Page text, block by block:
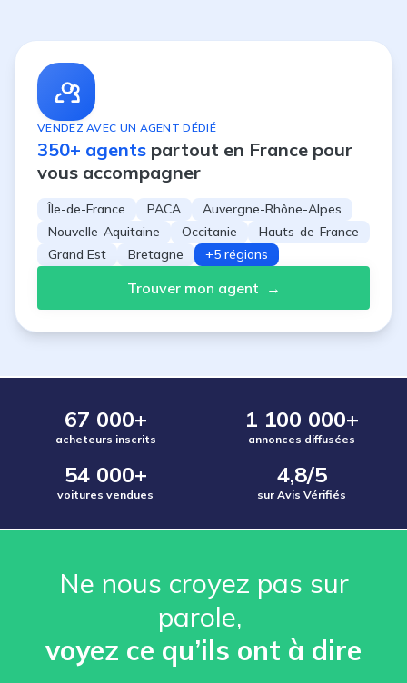
VENDEZ AVEC UN AGENT DÉDIÉ
350+ agents partout en France pour
vous accompagner
Île-de-France PACA
Auvergne-Rhône-Alpes
Nouvelle-Aquitaine
Occitanie
Hauts-de-France
Grand Est
Bretagne +5 régions
Trouver mon agent →
67 000+
acheteurs inscrits
1 100 000+
annonces diffusées
54 000+
voitures vendues
4,8/5
sur Avis Vérifiés
Ne nous croyez pas sur
parole, ️
voyez ce qu’ils ont à dire